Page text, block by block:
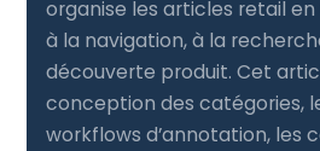
organise les articles retail
à la navigation, à la
découverte produit. Cet
conception des catégories,
workflows d’annotation, les